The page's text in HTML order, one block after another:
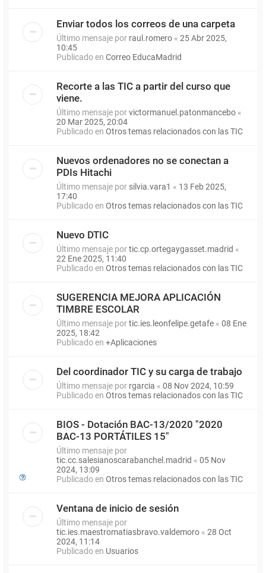
Enviar todos los correos de una carpeta
Último mensaje por raul.romero « 25 Abr 2025,
10:45
Publicado en Correo EducaMadrid
Recorte a las TIC a partir del curso que
viene.
Último mensaje porvictormanuel.patonmancebo «
20 Mar 2025, 20:04
Publicado en Otros temas relacionados con las TIC
Nuevos ordenadores no se conectan a
PDIs Hitachi
Último mensaje por silvia.vara1 « 13 Feb 2025,
17:40
Publicado en Otros temas relacionados con las TIC
Nuevo DTIC
Último mensaje portic.cp.ortegaygasset.madrid «
22 Ene 2025, 11:40
Publicado en Otros temas relacionados con las TIC
SUGERENCIA MEJORA APLICACIÓN
TIMBRE ESCOLAR
Último mensaje portic.ies.leonfelipe.getafe « 08 Ene
2025, 18:42
Publicado en +Aplicaciones
Del coordinador TIC y su carga de trabajo
Último mensaje por rgarcia « 08 Nov 2024, 10:59
Publicado en Otros temas relacionados con las TIC
BIOS - Dotación BAC-13/2020 "2020
BAC-13 PORTÁTILES 15"
Último mensaje por
tic.cc.salesianoscarabanchel.madrid « 05 Nov
2024, 13:09
Publicado en Otros temas relacionados con las TIC
Ventana de inicio de sesión
Último mensaje por
tic.ies.maestromatiasbravo.valdemoro « 28 Oct
2024, 11:14
Publicado en Usuarios